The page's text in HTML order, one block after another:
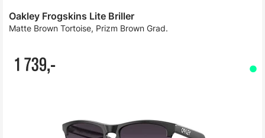
Oakley Frogskins Lite Briller
Matte Brown Tortoise, Prizm Brown Grad.
1 739,-